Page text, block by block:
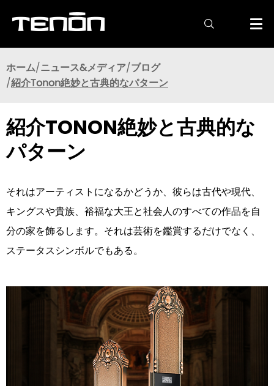

ホーム ニュース&メディア ブログ
紹介Tonon絶妙と古典的なパターン
紹介TONON絶妙と古典的な
パターン
それはアーティストになるかどうか、彼らは古代や現代、
キングスや貴族、裕福な大王と社会人のすべての作品を自
分の家を飾るします。それは芸術を鑑賞するだけでなく、
ステータスシンボルでもある。